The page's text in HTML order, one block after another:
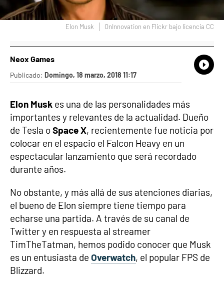
Elon Musk OnInnovation en Flickr bajo licencia CC
Neox Games
Publicado: Domingo, 18 marzo, 2018 11:17
Elon Musk es una de las personalidades más
importantes y relevantes de la actualidad. Dueño
de Tesla oSpace X, recientemente fue noticia por
colocar en el espacio el Falcon Heavy en un
espectacular lanzamiento que será recordado
durante años.
No obstante, y más allá de sus atenciones diarias,
el bueno de Elon siempre tiene tiempo para
echarse una partida. A través de su canal de
Twitter y en respuesta al streamer
TimTheTatman, hemos podido conocer que Musk
es un entusiasta de Overwatch, el popular FPS de
Blizzard.